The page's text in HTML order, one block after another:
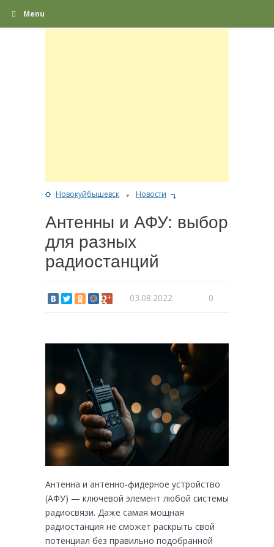
Menu
Новокуйбышевск Новости
Антенны и АФУ: выбор
для разных
радиостанций
03.08.2022 0
Антенна и антенно-фидерное устройство
(АФУ) — ключевой элемент любой системы
радиосвязи. Даже самая мощная
радиостанция не сможет раскрыть свой
потенциал без правильно подобранной